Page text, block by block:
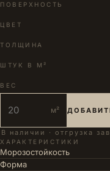
ПОВЕРХНОСТЬ
ЦВЕТ
ТОЛЩИНА
ШТУК В М²
ВЕС
м²
В наличии · отгрузка
ХАРАКТЕРИСТИКИ
Морозостойкость
Форма